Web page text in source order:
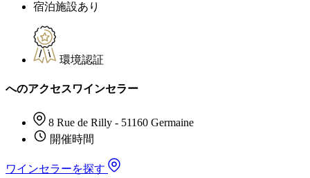
宿泊施設あり
環境認証
へのアクセスワインセラー
8 Rue de Rilly - 51160 Germaine
開催時間
ワインセラーを探す